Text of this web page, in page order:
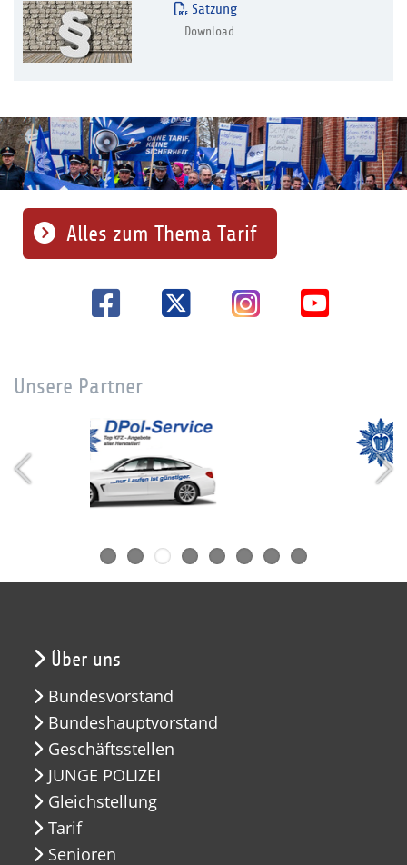
Satzung
Download
Alles zum Thema Tarif
Unsere Partner
Über uns
Bundesvorstand
Bundeshauptvorstand
Geschäftsstellen
JUNGE POLIZEI
Gleichstellung
Tarif
Senioren